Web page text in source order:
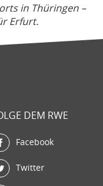
in Thüringen –
Erfurt.
DEM RWE
Facebook
Twitter